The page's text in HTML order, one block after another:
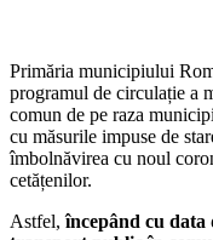
Primăria municipiului
programul de circulație a
comun de pe raza
cu măsurile impuse de
îmbolnăvirea cu noul
cetățenilor.
Astfel,începând cu data